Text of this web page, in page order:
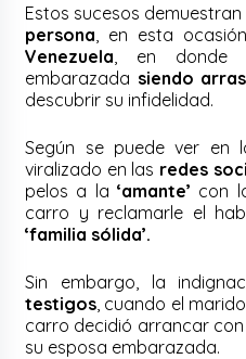
Estos sucesos demuestran
persona , en esta
Venezuela , en donde
embarazada siendo
descubrir su infidelidad.
Según se puede ver en
viralizado en las redes
pelos a la‘amante’ con
carro y reclamarle el
‘familia sólida’.
Sin embargo, la
testigos , cuando el
carro decidió arrancar
su esposa embarazada.